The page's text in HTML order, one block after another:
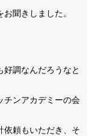
聞きしました。
調なんだろうなと
チンアカデミーの会
依頼もいただき、そ